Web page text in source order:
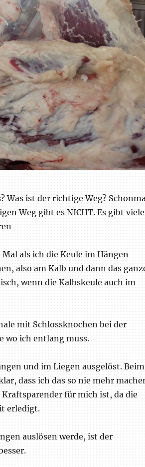
Was ist der richtige Weg?
Weg gibt es NICHT. Es gibt viele
als ich die Keule im Hängen
also am Kalb und dann das
wenn die Kalbskeule auch im
mit Schlossknochen bei der
wo ich entlang muss.
und im Liegen ausgelöst. Beim
dass ich das so nie mehr
für mich ist, da die
erledigt.
auslösen werde, ist der